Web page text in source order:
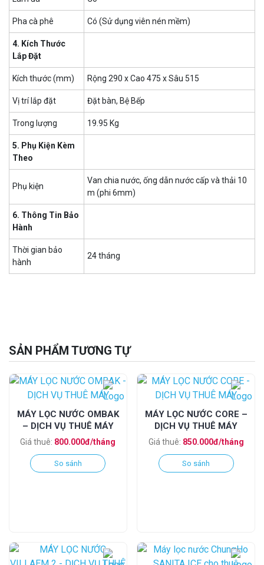
Pha cà phê Có (Sử dụng viên nén mềm)
4. Kích Thước
Lắp Đặt
Kích thước (mm) Rộng 290 x Cao 475 x Sâu 515
Vị trí lắp đặt Đặt bàn, Bệ Bếp
Trong lượng 19.95 Kg
5. Phụ Kiện Kèm
Theo
Phụ kiện
Van chia nước, ống dẫn nước cấp và thải 10
m (phi 6mm)
6. Thông Tin Bảo
Hành
Thời gian bảo
hành
24 tháng
SẢN PHẨM TƯƠNG TỰ
MÁY LỌC NƯỚC OMBAK
– DỊCH VỤ THUÊ MÁY
Giá thuê: 800.000đ/tháng
So sánh
MÁY LỌC NƯỚC CORE –
DỊCH VỤ THUÊ MÁY
Giá thuê: 850.000đ/tháng
So sánh